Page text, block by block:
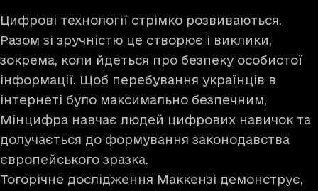
Цифрові технології стрімко розвиваються.
Разом зі зручністю це створює і виклики,
зокрема, коли йдеться про безпеку особистої
інформації. Щоб перебування українців в
інтернеті було максимально безпечним,
Мінцифра навчає людей цифрових навичок та
долучається до формування законодавства
європейського зразка.
Тогорічне дослідження Маккензі демонструє,